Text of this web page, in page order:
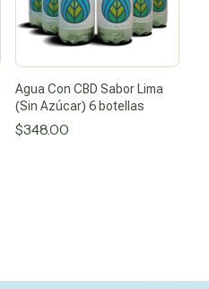
Agua Con CBD Sabor Lima
(Sin Azúcar) 6 botellas
$348.00